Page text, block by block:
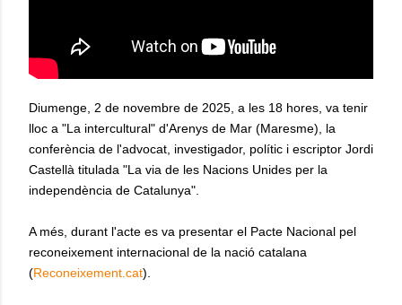
Diumenge, 2 de novembre de 2025, a les 18 hores, va tenir
lloc a "La intercultural" d'Arenys de Mar (Maresme), la
conferència de l'advocat, investigador, polític i escriptor Jordi
Castellà titulada "La via de les Nacions Unides per la
independència de Catalunya".
A més, durant l'acte es va presentar el Pacte Nacional pel
reconeixement internacional de la nació catalana
(Reconeixement.cat).